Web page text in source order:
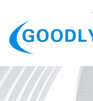
Продукция
ОТРАСЛИ